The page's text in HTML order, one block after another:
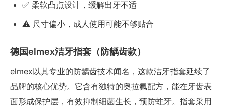
✅ 柔软凸点设计，缓解出牙不适
⚠️ 尺寸偏小，成人使用可能不够贴合
德国elmex洁牙指套（防龋齿款）
elmex以其专业的防龋齿技术闻名，这款洁牙指套延续了
品牌的核心优势。它含有独特的奥拉氟配方，能在牙齿表
面形成保护层，有效抑制细菌生长，预防蛀牙。指套采用